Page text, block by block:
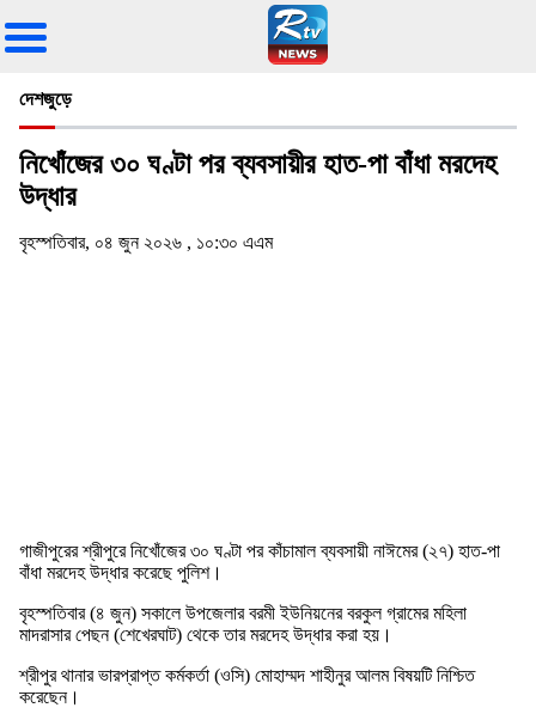
দেশজুড়ে
নিখোঁজের ৩০ ঘণ্টা পর ব্যবসায়ীর হাত-পা বাঁধা মরদেহ
উদ্ধার
বৃহস্পতিবার, ০৪ জুন ২০২৬ , ১০:৩০ এএম
গাজীপুরের শ্রীপুরে নিখোঁজের ৩০ ঘণ্টা পর কাঁচামাল ব্যবসায়ী নাঈমের (২৭) হাত-পা
বাঁধা মরদেহ উদ্ধার করেছে পুলিশ।
বৃহস্পতিবার (৪ জুন) সকালে উপজেলার বরমী ইউনিয়নের বরকুল গ্রামের মহিলা
মাদরাসার পেছন (শেখেরঘাট) থেকে তার মরদেহ উদ্ধার করা হয়।
শ্রীপুর থানার ভারপ্রাপ্ত কর্মকর্তা (ওসি) মোহাম্মদ শাহীনুর আলম বিষয়টি নিশ্চিত
করেছেন।